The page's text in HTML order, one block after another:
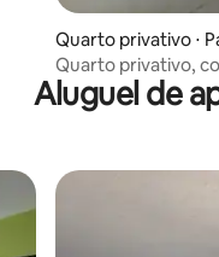
Quarto privativo ⋅
Quarto privativo,
Aluguel de